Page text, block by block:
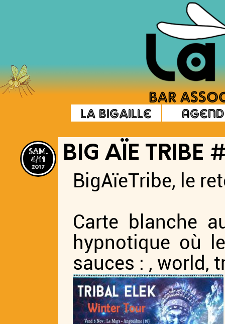
La Bigaille
sam.
4/11
2017
BIG AÏE TRIBE
BigAïeTribe, le
Carte blanche
hypnotique où
sauces : , world,